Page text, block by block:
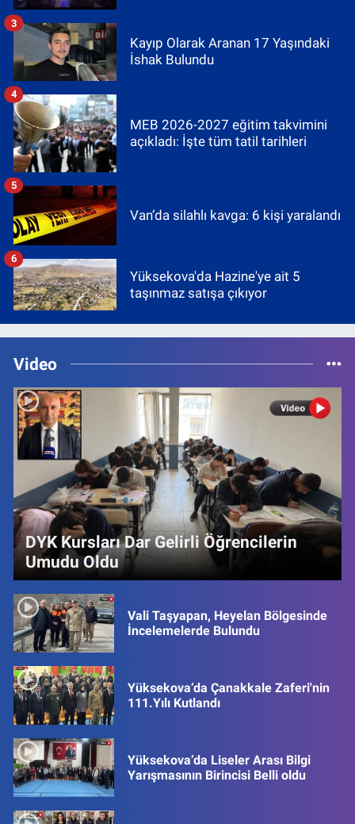
Kayıp Olarak Aranan 17 Yaşındaki
İshak Bulundu
3
MEB 2026-2027 eğitim takvimini
açıkladı: İşte tüm tatil tarihleri
4
Van’da silahlı kavga: 6 kişi yaralandı
5
Yüksekova'da Hazine'ye ait 5
taşınmaz satışa çıkıyor
6
Video
DYK Kursları Dar Gelirli Öğrencilerin
Umudu Oldu
Vali Taşyapan, Heyelan Bölgesinde
İncelemelerde Bulundu
Yüksekova’da Çanakkale Zaferi'nin
111.Yılı Kutlandı
Yüksekova’da Liseler Arası Bilgi
Yarışmasının Birincisi Belli oldu